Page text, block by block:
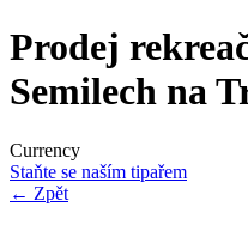
Prodej
Semilech na
Currency
Staňte se naším tipařem
← Zpět